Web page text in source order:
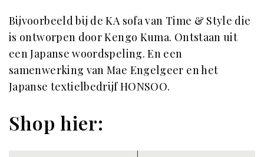
Bijvoorbeeld bij de KA sofa van Time & Style die
is ontworpen door Kengo Kuma. Ontstaan uit
een Japanse woordspeling. En een
samenwerking van Mae Engelgeer en het
Japanse textielbedrijf HONSOO.
Shop hier: